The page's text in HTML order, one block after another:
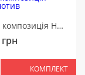
Квіткова композиція Ніжний мотив
грн
КОМПЛЕКТ